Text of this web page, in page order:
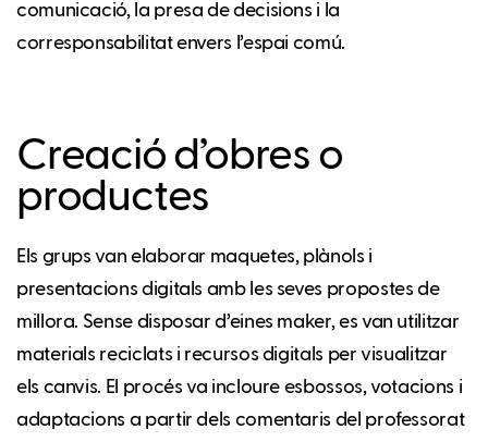
comunicació, la presa de decisions i la
corresponsabilitat envers l’espai comú.
Creació d’obres o
productes
Els grups van elaborar maquetes, plànols i
presentacions digitals amb les seves propostes de
millora. Sense disposar d’eines maker, es van utilitzar
materials reciclats i recursos digitals per visualitzar
els canvis. El procés va incloure esbossos, votacions i
adaptacions a partir dels comentaris del professorat